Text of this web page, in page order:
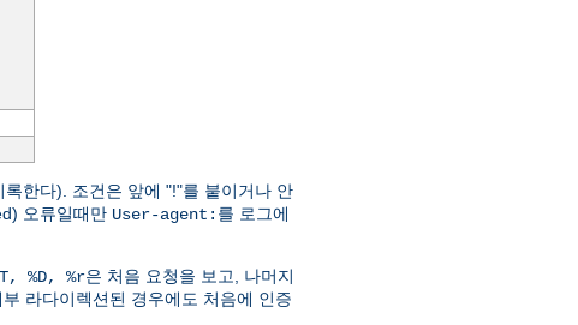
한다). 조건은 앞에 "!"를 붙이거나 안
오류일때만 User-agent: 를 로그에
%D, %r은 처음 요청을 보고, 나머지
라다이렉션된 경우에도 처음에 인증